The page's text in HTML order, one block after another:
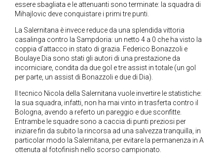
essere sbagliata e le attenuanti sono terminate: la squadra di
Mihajlovic deve conquistare i primi tre punti.
La Salernitana è invece reduce da una splendida vittoria
casalinga contro la Sampdoria: un netto 4 a 0 che ha visto la
coppia d’attacco in stato di grazia. Federico Bonazzoli e
Boulaye Dia sono stati gli autori di una prestazione da
incorniciare, condita da due gol e tre assist in totale (un gol
per parte, un assist di Bonazzoli e due di Dia).
Il tecnico Nicola della Salernitana vuole invertire le statistiche:
la sua squadra, infatti, non ha mai vinto in trasferta contro il
Bologna, avendo a referto un pareggio e due sconfitte.
Entrambe le squadre sono a caccia di punti preziosi per
iniziare fin da subito la rincorsa ad una salvezza tranquilla, in
particolar modo la Salernitana, per evitare la permanenza in A
ottenuta al fotofinish nello scorso campionato.